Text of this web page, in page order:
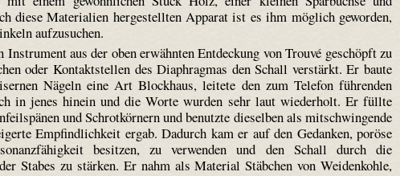
diese Materialien hergestellten Apparat ist es ihm möglich geworden,
aufzusuchen.
Instrument aus der oben erwähnten Entdeckung von Trouvé geschöpft zu
oder Kontaktstellen des Diaphragmas den Schall verstärkt. Er baute
Nägeln eine Art Blockhaus, leitete den zum Telefon führenden
in jenes hinein und die Worte wurden sehr laut wiederholt. Er füllte
und Schrot­körnern und benutzte dieselben als mitschwingende
Empfindlichkeit ergab. Dadurch kam er auf den Gedanken, poröse
besitzen, zu verwenden und den Schall durch die
Stabes zu stärken. Er nahm als Material Stäbchen von Weidenkohle,